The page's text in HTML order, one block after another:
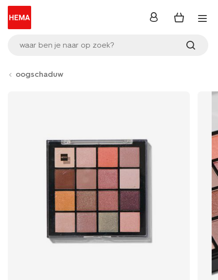
waar ben je naar op zoek?
inloggen
oogschaduw